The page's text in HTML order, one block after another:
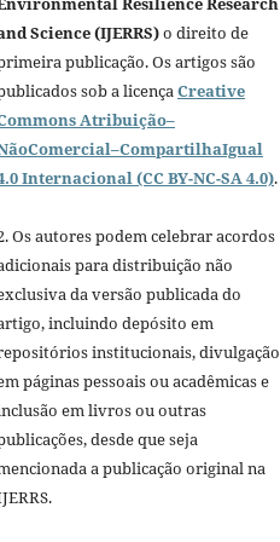
Science (IJERRS)o direito de
publicação. Os artigos são
sob a licençaCreative
Atribuição–
Internacional (CC BY-NC-SA 4.0).
Os autores podem celebrar acordos
para distribuição não
da versão publicada do
incluindo depósito em
institucionais, divulgação
páginas pessoais ou acadêmicas e
em livros ou outras
desde que seja
a publicação original na